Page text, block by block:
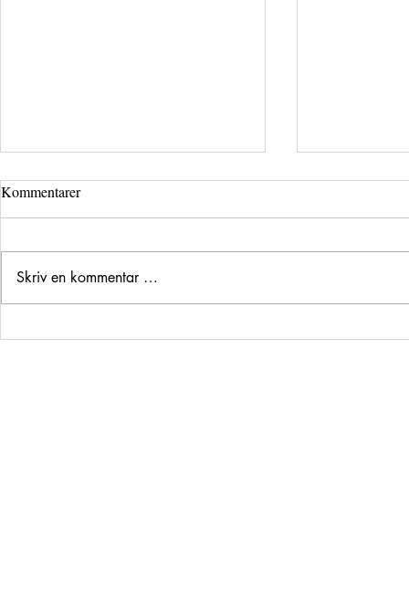
Kommentarer
Skriv en kommentar …